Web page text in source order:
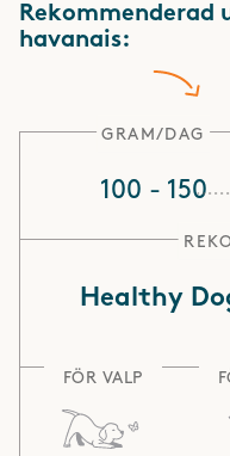
havanais:
GRAM/DAG
100 - 150
Healthy
FÖR VALP